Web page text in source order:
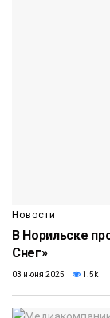
Новости
В Норильске
Снег»
03 июня 2025 1.5k